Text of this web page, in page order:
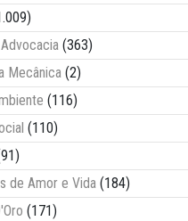
(363)
Mecânica (2)
(116)
(110)
de Amor e Vida (184)
(171)